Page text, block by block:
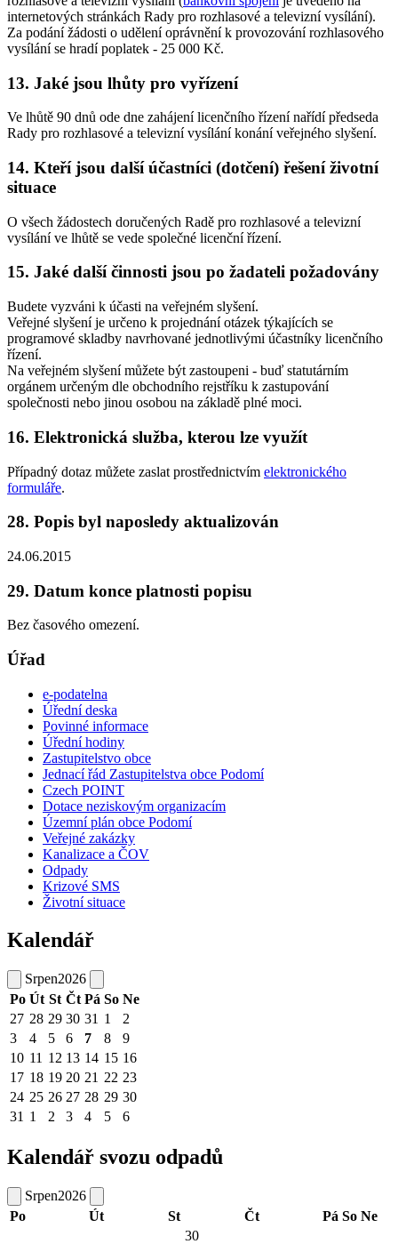
internetových stránkách Rady pro rozhlasové a televizní vysílání).
Za podání žádosti o udělení oprávnění k provozování rozhlasového
vysílání se hradí poplatek - 25 000 Kč.
13. Jaké jsou lhůty pro vyřízení
Ve lhůtě 90 dnů ode dne zahájení licenčního řízení nařídí předseda
Rady pro rozhlasové a televizní vysílání konání veřejného slyšení.
14. Kteří jsou další účastníci (dotčení) řešení životní
situace
O všech žádostech doručených Radě pro rozhlasové a televizní
vysílání ve lhůtě se vede společné licenční řízení.
15. Jaké další činnosti jsou po žadateli požadovány
Budete vyzváni k účasti na veřejném slyšení.
Veřejné slyšení je určeno k projednání otázek týkajících se
programové skladby navrhované jednotlivými účastníky licenčního
řízení.
Na veřejném slyšení můžete být zastoupeni - buď statutárním
orgánem určeným dle obchodního rejstříku k zastupování
společnosti nebo jinou osobou na základě plné moci.
16. Elektronická služba, kterou lze využít
Případný dotaz můžete zaslat prostřednictvím elektronického
formuláře.
28. Popis byl naposledy aktualizován
24.06.2015
29. Datum konce platnosti popisu
Bez časového omezení.
Úřad
e-podatelna
Úřední deska
Povinné informace
Úřední hodiny
Zastupitelstvo obce
Jednací řád Zastupitelstva obce Podomí
Czech POINT
Dotace neziskovým organizacím
Územní plán obce Podomí
Veřejné zakázky
Kanalizace a ČOV
Odpady
Krizové SMS
Životní situace
Kalendář
Srpen2026
Po Út St Čt Pá So Ne
27 28 29 30 31 1
2
3
4 5 6 7 8
9
10 11 12 13 14 15 16
17 18 19 20 21 22 23
24 25 26 27 28 29 30
31 1 2 3 4 5 6
Kalendář svozu odpadů
Srpen2026
Po
Út St Čt Pá So Ne
30